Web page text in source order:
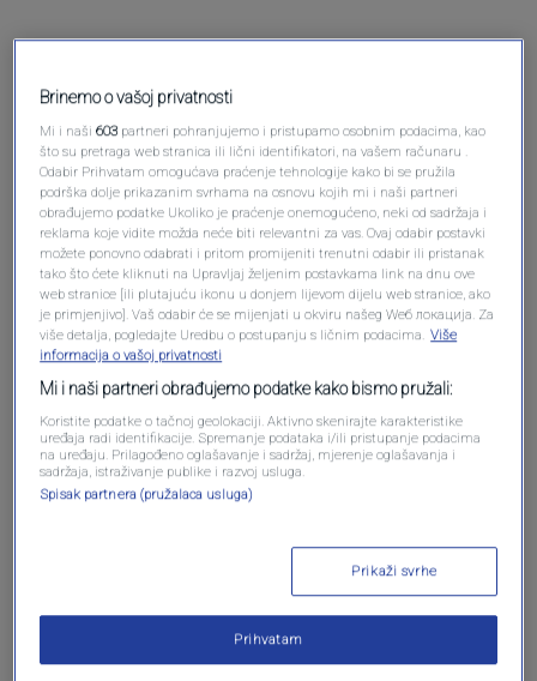
Oglas
Oglas
Brinemo o vašoj privatnosti
Mi i naši603 partneri pohranjujemo i pristupamo osobnim podacima, kao
što su pretraga web stranica ili lični identifikatori, na vašem računaru .
Odabir Prihvatam omogućava praćenje tehnologije kako bi se pružila
podrška dolje prikazanim svrhama na osnovu kojih mi i naši partneri
obrađujemo podatke Ukoliko je praćenje onemogućeno, neki od sadržaja i
reklama koje vidite možda neće biti relevantni za vas. Ovaj odabir postavki
možete ponovno odabrati i pritom promijeniti trenutni odabir ili pristanak
tako što ćete kliknuti na Upravljaj željenim postavkama link na dnu ove
web stranice [ili plutajuću ikonu u donjem lijevom dijelu web stranice, ako
je primjenjivo]. Vaš odabir će se mijenjati u okviru našeg Wеб локација. Za
više detalja, pogledajte Uredbu o postupanju s ličnim podacima. Više
informacija o vašoj privatnosti
Mi i naši partneri obrađujemo podatke kako bismo pružali:
Koristite podatke o tačnoj geolokaciji. Aktivno skenirajte karakteristike
uređaja radi identifikacije. Spremanje podataka i/ili pristupanje podacima
na uređaju. Prilagođeno oglašavanje i sadržaj, mjerenje oglašavanja i
sadržaja, istraživanje publike i razvoj usluga.
Spisak partnera (pružalaca usluga)
Prikaži svrhe
Prihvatam